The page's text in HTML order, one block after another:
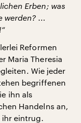
Erben; was
werden? ...
Reformen
Maria Theresia
Wie jeder
begriffenen
ihn als
Handelns an,
ihr eintrug.